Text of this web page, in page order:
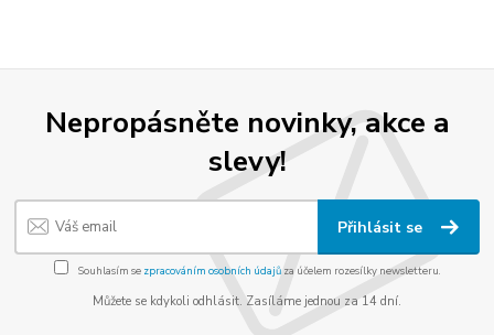
Nepropásněte novinky, akce a
slevy!
Přihlásit se
Souhlasím se zpracováním osobních údajůza účelem rozesílky newsletteru.
Můžete se kdykoli odhlásit. Zasíláme jednou za 14 dní.